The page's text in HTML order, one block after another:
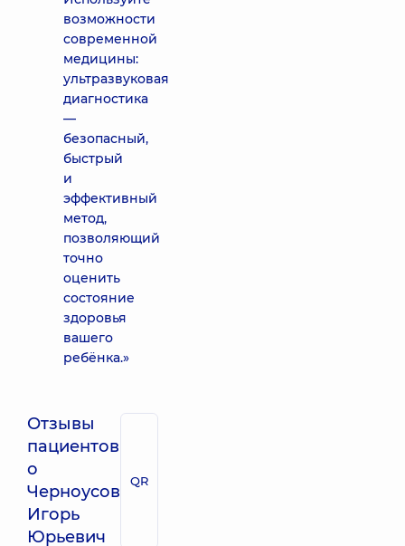
возможности
современной
медицины:
ультразвуковая
диагностика
—
безопасный,
быстрый
и
эффективный
метод,
позволяющий
точно
оценить
состояние
здоровья
вашего
ребёнка.»
Отзывы
пациентов
о
Черноусов
Игорь
Юрьевич
QR